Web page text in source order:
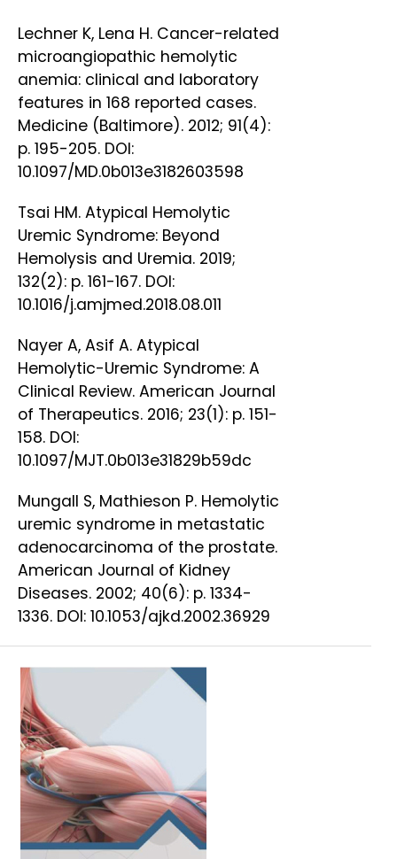
Lechner K, Lena H. Cancer-related
microangiopathic hemolytic
anemia: clinical and laboratory
features in 168 reported cases.
Medicine (Baltimore). 2012; 91(4):
p. 195-205. DOI:
10.1097/MD.0b013e3182603598
Tsai HM. Atypical Hemolytic
Uremic Syndrome: Beyond
Hemolysis and Uremia. 2019;
132(2): p. 161-167. DOI:
10.1016/j.amjmed.2018.08.011
Nayer A, Asif A. Atypical
Hemolytic-Uremic Syndrome: A
Clinical Review. American Journal
of Therapeutics. 2016; 23(1): p. 151-
158. DOI:
10.1097/MJT.0b013e31829b59dc
Mungall S, Mathieson P. Hemolytic
uremic syndrome in metastatic
adenocarcinoma of the prostate.
American Journal of Kidney
Diseases. 2002; 40(6): p. 1334-
1336. DOI: 10.1053/ajkd.2002.36929